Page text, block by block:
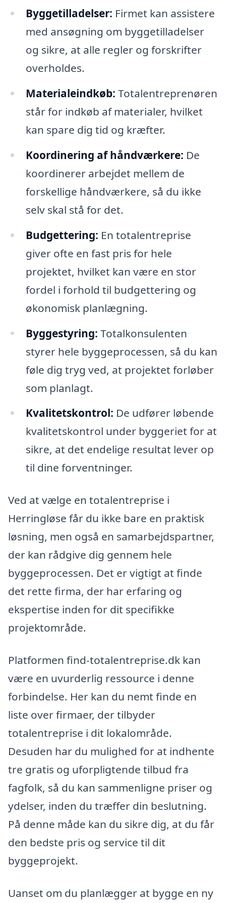
Byggetilladelser: Firmet kan assistere
med ansøgning om byggetilladelser
og sikre, at alle regler og forskrifter
overholdes.
Materialeindkøb: Totalentreprenøren
står for indkøb af materialer, hvilket
kan spare dig tid og kræfter.
Koordinering af håndværkere: De
koordinerer arbejdet mellem de
forskellige håndværkere, så du ikke
selv skal stå for det.
Budgettering: En totalentreprise
giver ofte en fast pris for hele
projektet, hvilket kan være en stor
fordel i forhold til budgettering og
økonomisk planlægning.
Byggestyring: Totalkonsulenten
styrer hele byggeprocessen, så du kan
føle dig tryg ved, at projektet forløber
som planlagt.
Kvalitetskontrol: De udfører løbende
kvalitetskontrol under byggeriet for at
sikre, at det endelige resultat lever op
til dine forventninger.
Ved at vælge en totalentreprise i
Herringløse får du ikke bare en praktisk
løsning, men også en samarbejdspartner,
der kan rådgive dig gennem hele
byggeprocessen. Det er vigtigt at finde
det rette firma, der har erfaring og
ekspertise inden for dit specifikke
projektområde.
Platformen find-totalentreprise.dk kan
være en uvurderlig ressource i denne
forbindelse. Her kan du nemt finde en
liste over firmaer, der tilbyder
totalentreprise i dit lokalområde.
Desuden har du mulighed for at indhente
tre gratis og uforpligtende tilbud fra
fagfolk, så du kan sammenligne priser og
ydelser, inden du træffer din beslutning.
På denne måde kan du sikre dig, at du får
den bedste pris og service til dit
byggeprojekt.
Uanset om du planlægger at bygge en ny